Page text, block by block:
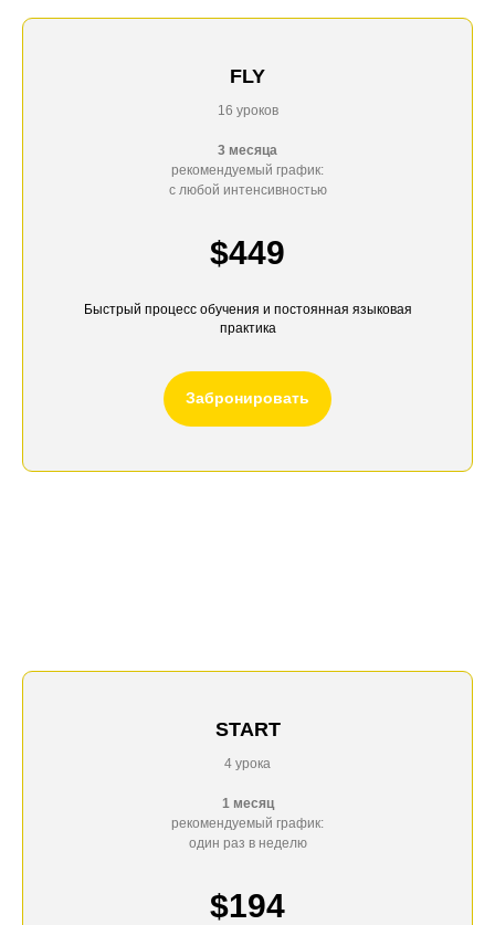
FLY
16 уроков
3 месяца
рекомендуемый график:
с любой интенсивностью
$449
Быстрый процесс обучения и постоянная языковая
практика
Забронировать
START
4 урока
1 месяц
рекомендуемый график:
один раз в неделю
$194